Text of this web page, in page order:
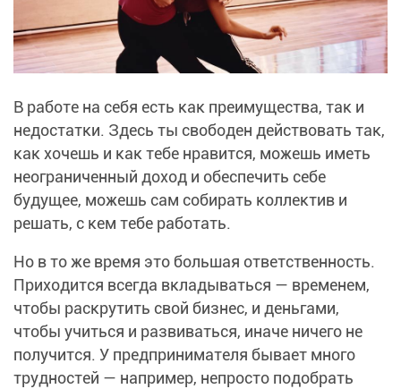
В работе на себя есть как преимущества, так и
недостатки. Здесь ты свободен действовать так,
как хочешь и как тебе нравится, можешь иметь
неограниченный доход и обеспечить себе
будущее, можешь сам собирать коллектив и
решать, с кем тебе работать.
Но в то же время это большая ответственность.
Приходится всегда вкладываться — временем,
чтобы раскрутить свой бизнес, и деньгами,
чтобы учиться и развиваться, иначе ничего не
получится. У предпринимателя бывает много
трудностей — например, непросто подобрать